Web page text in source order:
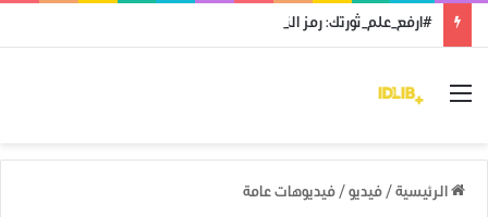
#ارفع_علم_ثورتك: رمز النضال ووحدة الهدف
القائمة
الرئيسية / فيديو / فيديوهات عامة